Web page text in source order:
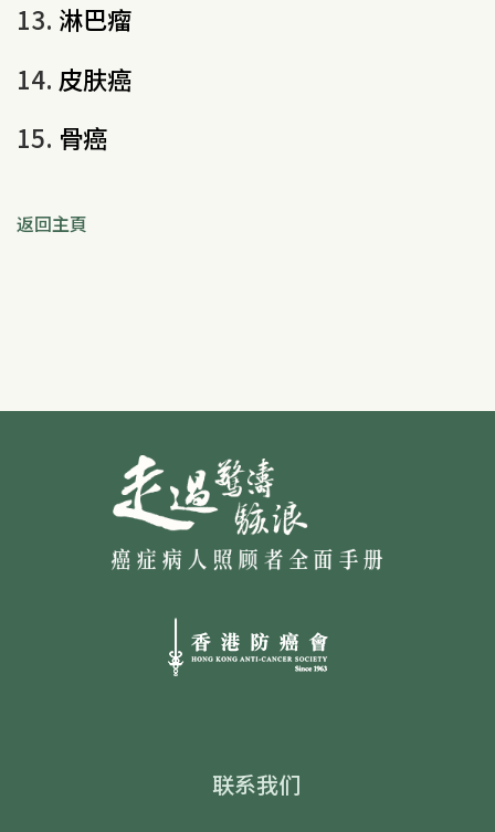
13. 淋巴瘤
14. 皮肤癌
15. 骨癌
返回主頁
联系我们